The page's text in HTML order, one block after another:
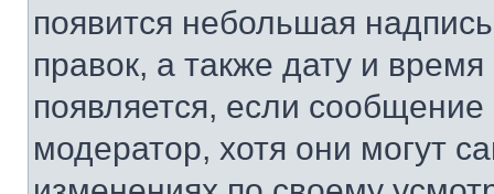
появится небольшая
правок, а также дату и
появляется, если
модератор, хотя они могут